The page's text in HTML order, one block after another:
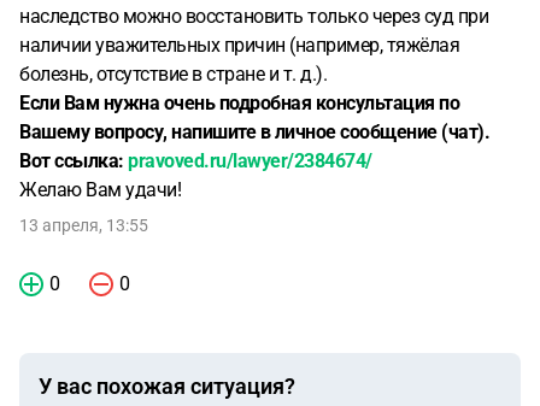
наследство можно восстановить только через суд при
наличии уважительных причин (например, тяжёлая
болезнь, отсутствие в стране и т. д.).
Если Вам нужна очень подробная консультация по
Вашему вопросу, напишите в личное сообщение (чат).
Вот ссылка: pravoved.ru/lawyer/2384674/
Желаю Вам удачи!
13 апреля, 13:55
0 0
У вас похожая ситуация?